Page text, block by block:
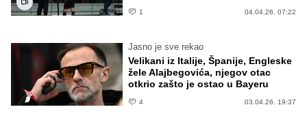
1 04.04.26. 07:22
Jasno je sve rekao
Velikani iz Italije, Španije, Engleske
žele Alajbegovića, njegov otac
otkrio zašto je ostao u Bayeru
4 03.04.26. 19:37